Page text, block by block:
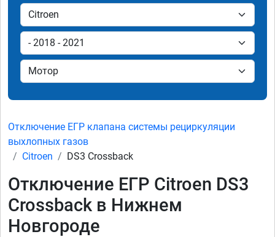
Отключение ЕГР клапана системы рециркуляции
выхлопных газов
Citroen
DS3 Crossback
Отключение ЕГР Citroen DS3
Crossback в Нижнем
Новгороде